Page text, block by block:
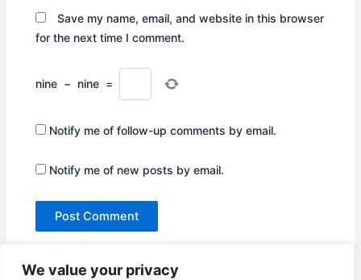
We value your privacy
Save my name, email, and website in this browser
for the next time I comment.
nine − nine =
Notify me of follow-up comments by email.
Notify me of new posts by email.